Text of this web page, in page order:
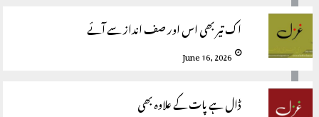
اک تیر بھی اس اور صف انداز سے آئے
June 16, 2026
ڈال ہے پات کے علاوہ بھی